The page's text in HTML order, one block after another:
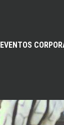
EVENTOS